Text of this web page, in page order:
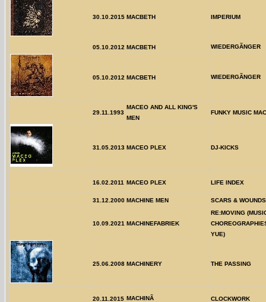
30.10.2015 MACBETH IMPERIUM
05.10.2012 MACBETH WIEDERGÃNGER
05.10.2012 MACBETH WIEDERGÃNGER
29.11.1993
MACEO AND ALL KING'S
MEN
FUNKY MUSIC
31.05.2013 MACEO PLEX DJ-KICKS
16.02.2011 MACEO PLEX LIFE INDEX
31.12.2000 MACHINE MEN SCARS & WOUNDS
10.09.2021 MACHINEFABRIEK
RE:MOVING
YUE)
25.06.2008 MACHINERY THE PASSING
20.11.2015 MACHINÃ CLOCKWORK